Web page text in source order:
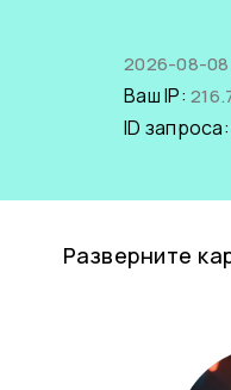
2026-08-08
Ваш IP:
ID запроса:
Разверните